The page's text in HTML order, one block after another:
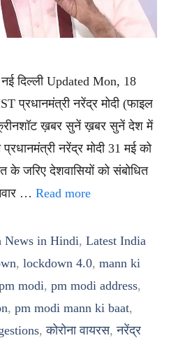
दिल्ली Updated Mon, 18
प्रधानमंत्री नरेंद्र मोदी (फाइल
ख़बर सुनें ख़बर सुनें देश में
नरेंद्र मोदी 31 मई को
के जरिए देशवासियों को संबोधित
… Read more
News in Hindi, Latest India
, lockdown 4.0, mann ki
modi, pm modi address,
, pm modi mann ki baat,
,कोरोना वायरस,नरेंद्र